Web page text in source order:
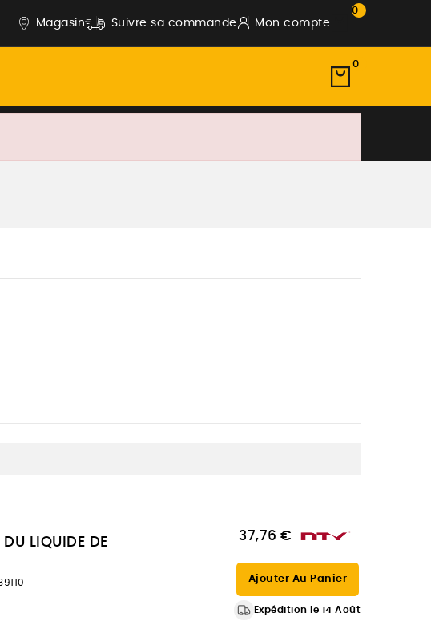
Magasin Suivre sa commande Mon compte
0
0
LIQUIDE DE
37,76 €
Ajouter Au Panier
Expédition le 14 Août